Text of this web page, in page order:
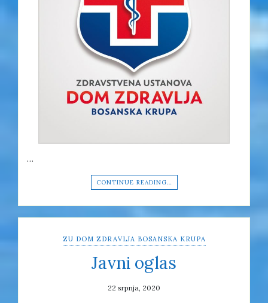
…
CONTINUE READING…
ZU DOM ZDRAVLJA BOSANSKA KRUPA
Javni oglas
22 srpnja, 2020